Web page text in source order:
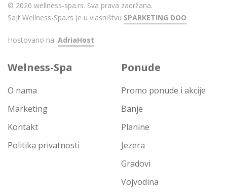
© 2026 wellness-spa.rs. Sva prava zadržana.
Sajt Wellness-Spa.rs je u vlasništvu SPARKETING DOO
Hostovano na: AdriaHost
Welness-Spa
O nama
Marketing
Kontakt
Politika privatnosti
Ponude
Promo ponude i akcije
Banje
Planine
Jezera
Gradovi
Vojvodina